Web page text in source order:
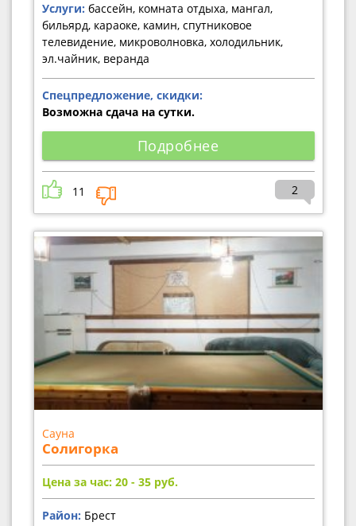
Услуги: бассейн, комната отдыха, мангал,
бильярд, караоке, камин, спутниковое
телевидение, микроволновка, холодильник,
эл.чайник, веранда
Спецпредложение, скидки:
Возможна сдача на сутки.
Подробнее
11 2
Сауна
Солигорка
Цена за час: 20 - 35 руб.
Район: Брест